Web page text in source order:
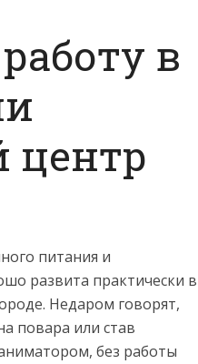
в
центр
питания и
развита практически в
Недаром говорят,
повара или став
без работы